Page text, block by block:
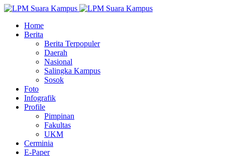
Home
Berita
Berita Terpopuler
Daerah
Nasional
Salingka Kampus
Sosok
Foto
Infografik
Profile
Pimpinan
Fakultas
UKM
Cerminia
E-Paper